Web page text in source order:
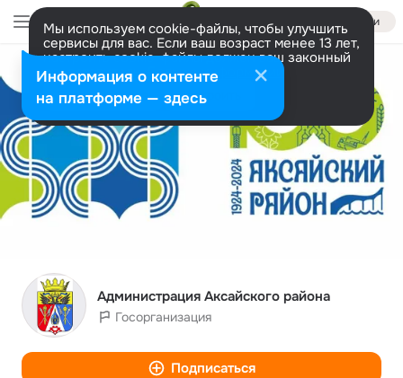
Войти
Мы используем cookie-файлы, чтобы улучшить
сервисы для вас. Если ваш возраст менее 13 лет,
настроить cookie-файлы должен ваш законный
представитель. Больше информации
Разрешить все Настроить
Администрация Аксайского района
Госорганизация
Подписаться
Информация о контенте
на платформе — здесь